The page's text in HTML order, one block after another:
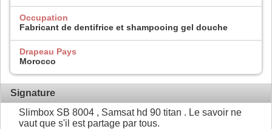
Occupation
Fabricant de dentifrice et shampooing gel douche
Drapeau Pays
Morocco
Signature
Slimbox SB 8004 , Samsat hd 90 titan . Le savoir ne
vaut que s'il est partage par tous.